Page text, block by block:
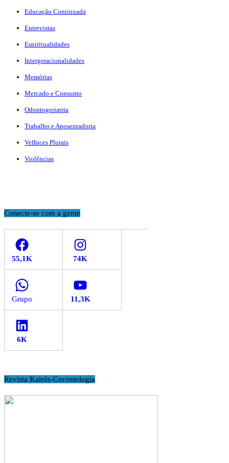
Educação Continuada
Entrevistas
Espiritualidades
Intergeracionalidades
Memórias
Mercado e Consumo
Odontogeriatria
Trabalho e Aposentadoria
Velhices Plurais
Violências
Conecte-se com a gente
Facebook Instagram
WhatsApp YouTube
LinkedIn
Revista Kairós-Gerontologia